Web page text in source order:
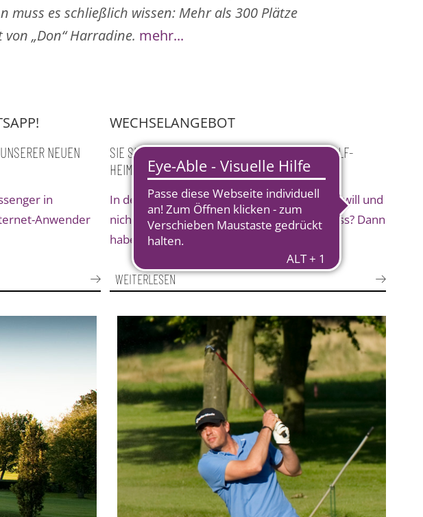
es schließlich wissen: Mehr als 300 Plätze
„Don“ Harradine. mehr...
NEUEN
in
Anwender
WECHSELANGEBOT
SIE SIND AUF DER SUCHE NACH EINER NEUEN GOLF-
HEIMAT?
In der man endlich spielen kann, wann man will und
nicht an Turniertagen zu Hause bleiben muss? Dann
haben wir das…
WEITERLESEN